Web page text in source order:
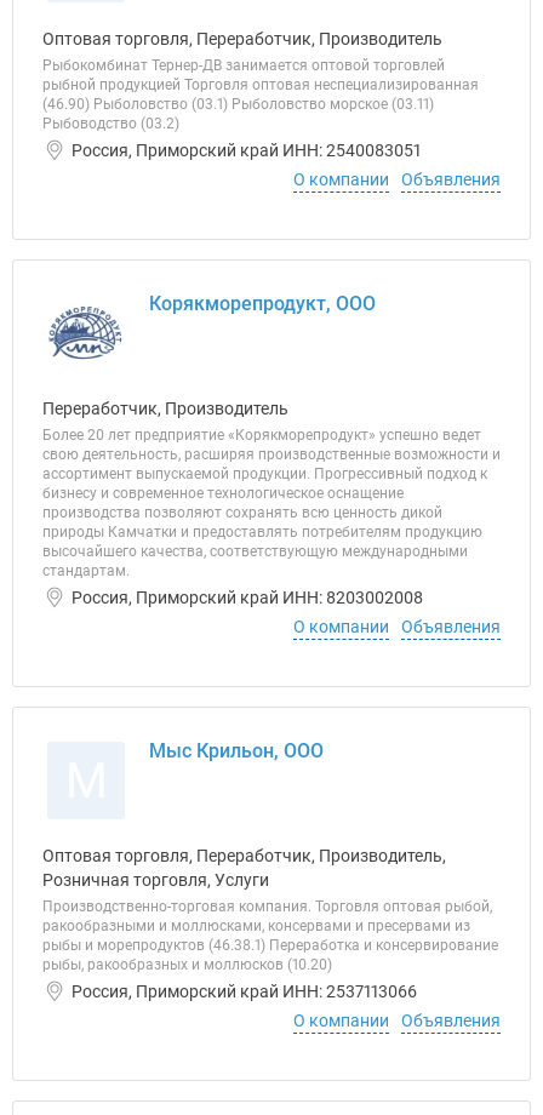
Оптовая торговля, Переработчик, Производитель
Рыбокомбинат Тернер-ДВ занимается оптовой торговлей
рыбной продукцией Торговля оптовая неспециализированная
(46.90) Рыболовство (03.1) Рыболовство морское (03.11)
Рыбоводство (03.2)
Россия, Приморский край ИНН: 2540083051
О компании
Объявления
Корякморепродукт, ООО
Переработчик, Производитель
Более 20 лет предприятие «Корякморепродукт» успешно ведет
свою деятельность, расширяя производственные возможности и
ассортимент выпускаемой продукции. Прогрессивный подход к
бизнесу и современное технологическое оснащение
производства позволяют сохранять всю ценность дикой
природы Камчатки и предоставлять потребителям продукцию
высочайшего качества, соответствующую международными
стандартам.
Россия, Приморский край ИНН: 8203002008
О компании
Объявления
Мыс Крильон, ООО
Оптовая торговля, Переработчик, Производитель,
Розничная торговля, Услуги
Производственно-торговая компания. Торговля оптовая рыбой,
ракообразными и моллюсками, консервами и пресервами из
рыбы и морепродуктов (46.38.1) Переработка и консервирование
рыбы, ракообразных и моллюсков (10.20)
Россия, Приморский край ИНН: 2537113066
О компании
Объявления